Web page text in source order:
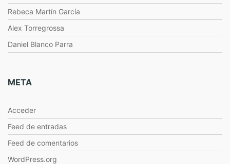
Rebeca Martín García
Alex Torregrossa
Daniel Blanco Parra
META
Acceder
Feed de entradas
Feed de comentarios
WordPress.org